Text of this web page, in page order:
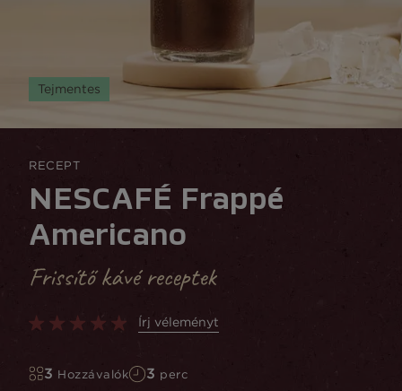
RECEPT
NESCAFÉ Frappé
Americano
Frissítő kávé receptek
Írj véleményt
3 Hozzávalók 3 perc
Tejmentes